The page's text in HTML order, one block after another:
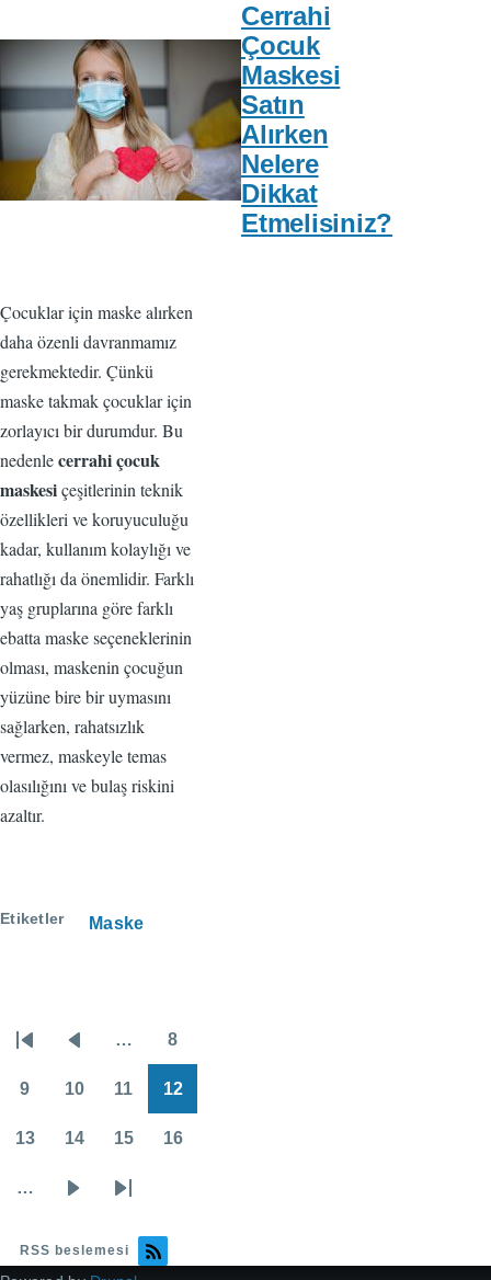
Cerrahi
Çocuk
Maskesi
Satın
Alırken
Nelere
Dikkat
Etmelisiniz?
Çocuklar için maske alırken
daha özenli davranmamız
gerekmektedir. Çünkü
maske takmak çocuklar için
zorlayıcı bir durumdur. Bu
nedenlecerrahi çocuk
maskesiçeşitlerinin teknik
özellikleri ve koruyuculuğu
kadar, kullanım kolaylığı ve
rahatlığı da önemlidir. Farklı
yaş gruplarına göre farklı
ebatta maske seçeneklerinin
olması, maskenin çocuğun
yüzüne bire bir uymasını
sağlarken, rahatsızlık
vermez, maskeyle temas
olasılığını ve bulaş riskini
azaltır.
Etiketler Maske
Sayfalama
İlk
sayfa
Önceki
sayfa
… 8
9 10 11 12
13 14 15 16
…
SonrakiSon
RSS beslemesi